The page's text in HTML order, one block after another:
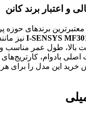
و اعتبار برند کانن
برندهای حوزه
I-SENSYS نیز
بالا، طول عمر مناسب و
بادوام، کارتریج‌های
خرید این مدل را برای